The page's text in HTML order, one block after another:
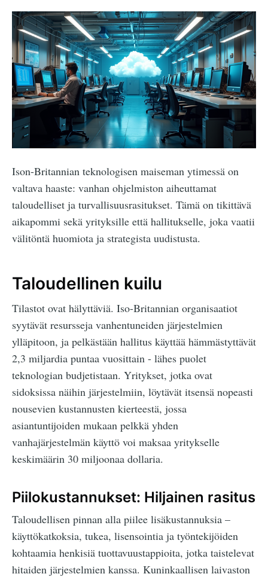
Ison-Britannian teknologisen maiseman ytimessä on
valtava haaste: vanhan ohjelmiston aiheuttamat
taloudelliset ja turvallisuusrasitukset. Tämä on tikittävä
aikapommi sekä yrityksille että hallitukselle, joka vaatii
välitöntä huomiota ja strategista uudistusta.
Taloudellinen kuilu
Tilastot ovat hälyttäviä. Iso-Britannian organisaatiot
syytävät resursseja vanhentuneiden järjestelmien
ylläpitoon, ja pelkästään hallitus käyttää hämmästyttävät
2,3 miljardia puntaa vuosittain - lähes puolet
teknologian budjetistaan. Yritykset, jotka ovat
sidoksissa näihin järjestelmiin, löytävät itsensä nopeasti
nousevien kustannusten kierteestä, jossa
asiantuntijoiden mukaan pelkkä yhden
vanhajärjestelmän käyttö voi maksaa yritykselle
keskimäärin 30 miljoonaa dollaria.
Piilokustannukset: Hiljainen rasitus
Taloudellisen pinnan alla piilee lisäkustannuksia –
käyttökatkoksia, tukea, lisensointia ja työntekijöiden
kohtaamia henkisiä tuottavuustappioita, jotka taistelevat
hitaiden järjestelmien kanssa. Kuninkaallisen laivaston